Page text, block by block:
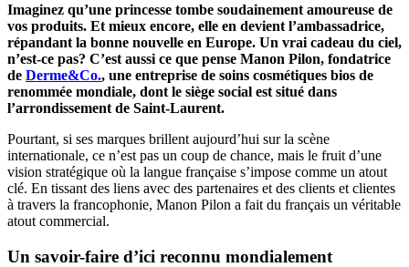
Imaginez qu’une princesse tombe soudainement amoureuse de
vos produits. Et mieux encore, elle en devient l’ambassadrice,
répandant la bonne nouvelle en Europe. Un vrai cadeau du ciel,
n’est-ce pas? C’est aussi ce que pense Manon Pilon, fondatrice
de Derme&Co., une entreprise de soins cosmétiques bios de
renommée mondiale, dont le siège social est situé dans
l’arrondissement de Saint-Laurent.
Pourtant, si ses marques brillent aujourd’hui sur la scène
internationale, ce n’est pas un coup de chance, mais le fruit d’une
vision stratégique où la langue française s’impose comme un atout
clé. En tissant des liens avec des partenaires et des clients et clientes
à travers la francophonie, Manon Pilon a fait du français un véritable
atout commercial.
Un savoir-faire d’ici reconnu mondialement